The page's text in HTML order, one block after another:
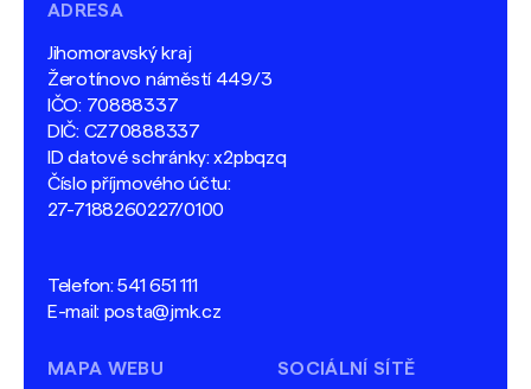
ADRESA
Jihomoravský kraj
Žerotínovo náměstí 449/3
IČO: 70888337
DIČ: CZ70888337
ID datové schránky: x2pbqzq
Číslo příjmového účtu:
27-7188260227/0100
Telefon:541 651 111
E-mail: posta@jmk.cz
MAPA WEBU SOCIÁLNÍ SÍTĚ